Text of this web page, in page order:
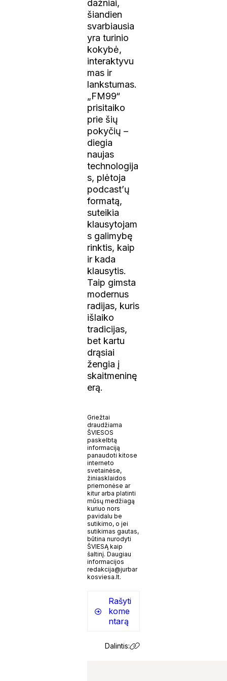
dažniai,
šiandien
svarbiausia
yra turinio
kokybė,
interaktyvu
mas ir
lankstumas.
„FM99“
prisitaiko
prie šių
pokyčių –
diegia
naujas
technologija
s, plėtoja
podcast’ų
formatą,
suteikia
klausytojam
s galimybę
rinktis, kaip
ir kada
klausytis.
Taip gimsta
modernus
radijas, kuris
išlaiko
tradicijas,
bet kartu
drąsiai
žengia į
skaitmeninę
erą.
Griežtai
draudžiama
ŠVIESOS
paskelbtą
informaciją
panaudoti kitose
interneto
svetainėse,
žiniasklaidos
priemonėse ar
kitur arba platinti
mūsų medžiagą
kuriuo nors
pavidalu be
sutikimo, o jei
sutikimas gautas,
būtina nurodyti
ŠVIESĄ kaip
šaltinį. Daugiau
informacijos
redakcija@jurbar
kosviesa.lt.
Rašyti
kome
ntarą
Dalintis: